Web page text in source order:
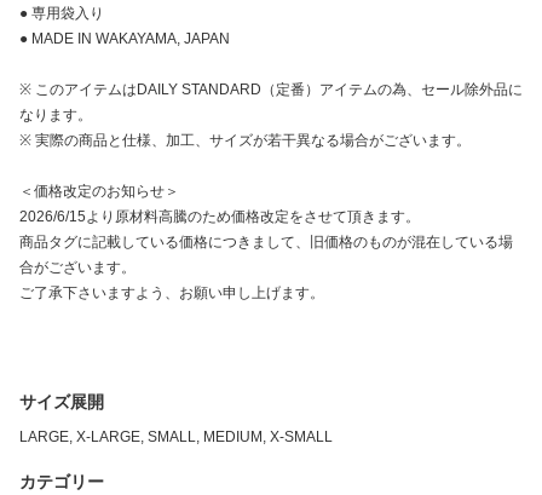
● 専用袋入り
● MADE IN WAKAYAMA, JAPAN
※ このアイテムはDAILY STANDARD（定番）アイテムの為、セール除外品に
なります。
※ 実際の商品と仕様、加工、サイズが若干異なる場合がございます。
＜価格改定のお知らせ＞
2026/6/15より原材料高騰のため価格改定をさせて頂きます。
商品タグに記載している価格につきまして、旧価格のものが混在している場
合がございます。
ご了承下さいますよう、お願い申し上げます。
サイズ展開
LARGE, X-LARGE, SMALL, MEDIUM, X-SMALL
カテゴリー